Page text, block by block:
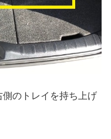
のトレイを持ち上げ